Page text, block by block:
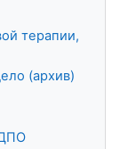
терапии,
(архив)